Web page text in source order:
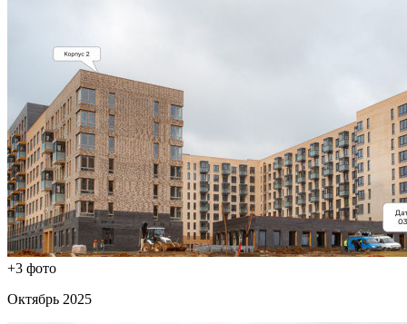
+3 фото
Октябрь 2025